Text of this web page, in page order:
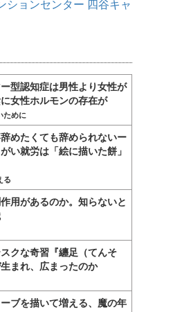
ションセンター 四谷キャ
型認知症は男性より女性が
女性ホルモンの存在が
ために
めたくても辞められないー
い就労は「絵に描いた餅」
る
用があるのか。知らないと
クな奇習『纏足（てんそ
まれ、広まったのか
ブを描いて増える、魔の年